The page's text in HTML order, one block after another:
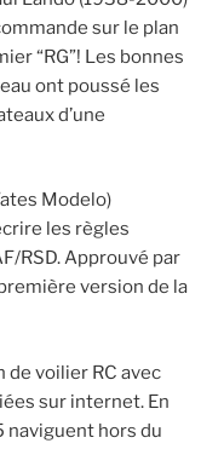
sur le plan
“RG”! Les bonnes
ont poussé les
d’une
Modelo)
les règles
RSD. Approuvé par
version de la
de voilier RC avec
sur internet. En
naviguent hors du